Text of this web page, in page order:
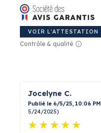
VOIR L'ATTESTATION
Contrôle & qualité
Jocelyne C.
Publié le 6/5/25, 10:06 PM
5/24/2025)